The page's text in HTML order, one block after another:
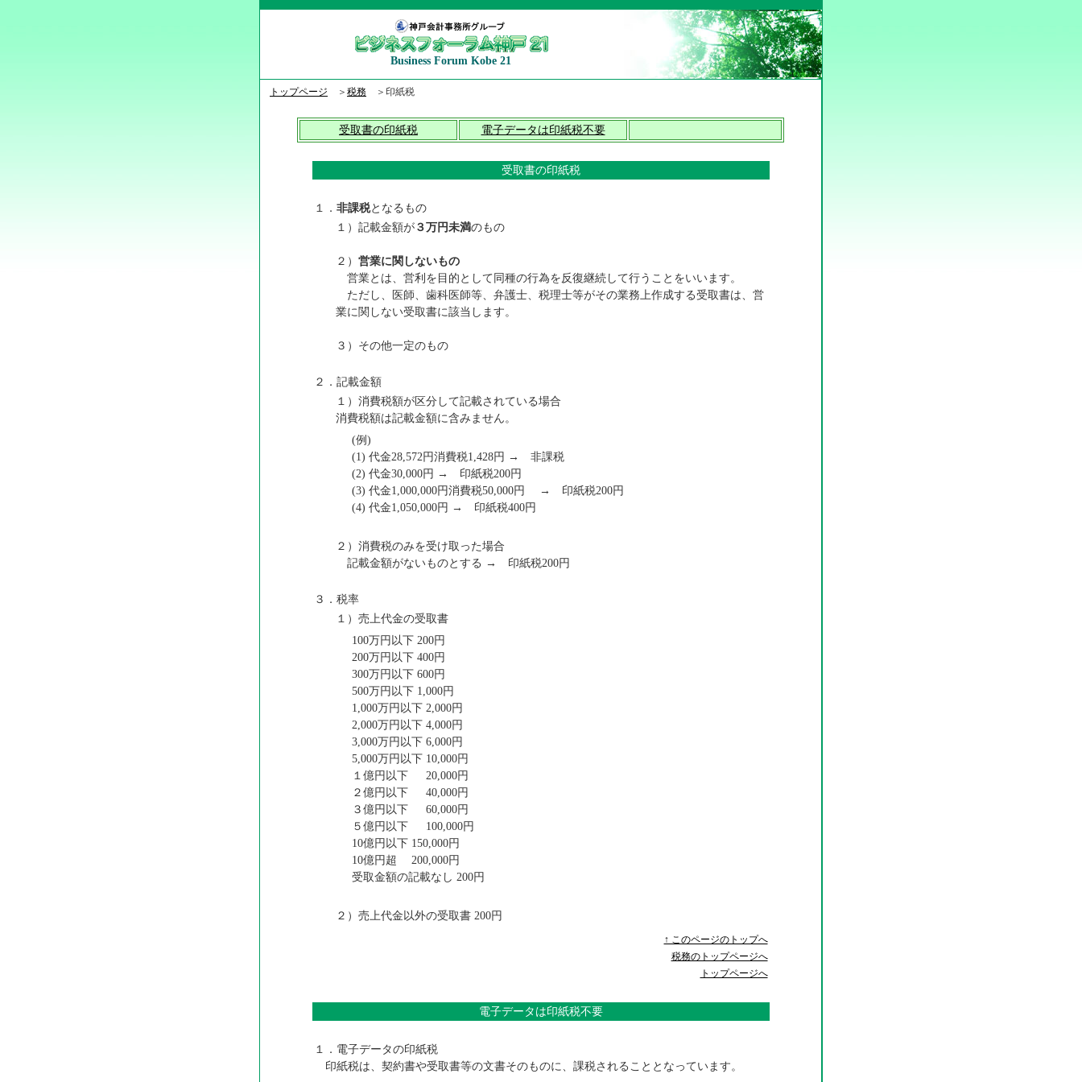
Business Forum Kobe 21
トップページ ＞ 税務 ＞印紙税
受取書の印紙税 電子データは印紙税不要
受取書の印紙税
１． 非課税となるもの
１）記載金額が３万円未満のもの
２） 営業に関しないもの
営業とは、営利を目的として同種の行為を反復継続して行うことをいいます。
ただし、医師、歯科医師等、弁護士、税理士等がその業務上作成する受取書は、営
業に関しない受取書に該当します。
３）その他一定のもの
２．記載金額
１）消費税額が区分して記載されている場合
消費税額は記載金額に含みません。
(例)
(1) 代金28,572円消費税1,428円 → 非課税
(2) 代金30,000円 → 印紙税200円
(3) 代金1,000,000円消費税50,000円 → 印紙税200円
(4) 代金1,050,000円 → 印紙税400円
２）消費税のみを受け取った場合
記載金額がないものとする → 印紙税200円
３．税率
１）売上代金の受取書
100万円以下 200円
200万円以下 400円
300万円以下 600円
500万円以下 1,000円
1,000万円以下 2,000円
2,000万円以下 4,000円
3,000万円以下 6,000円
5,000万円以下 10,000円
１億円以下 20,000円
２億円以下 40,000円
３億円以下 60,000円
５億円以下 100,000円
10億円以下 150,000円
10億円超 200,000円
受取金額の記載なし 200円
２）売上代金以外の受取書 200円
↑ このページのトップへ
税務のトップページへ
トップページへ
電子データは印紙税不要
１．電子データの印紙税
印紙税は、契約書や受取書等の文書そのものに、課税されることとなっています。